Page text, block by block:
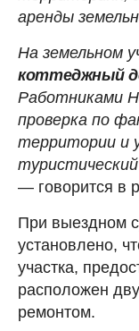
аренды
На земельном
коттеджный
Работниками
проверка по
территории и
— говорится в
При выездном
установлено,
участка,
расположен
ремонтом.